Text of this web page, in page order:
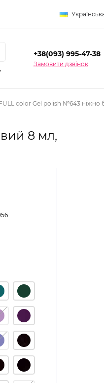
+38(093) 995-47-38
Замовити дзвінок
color Gel polish №643 ніжно
8 мл,